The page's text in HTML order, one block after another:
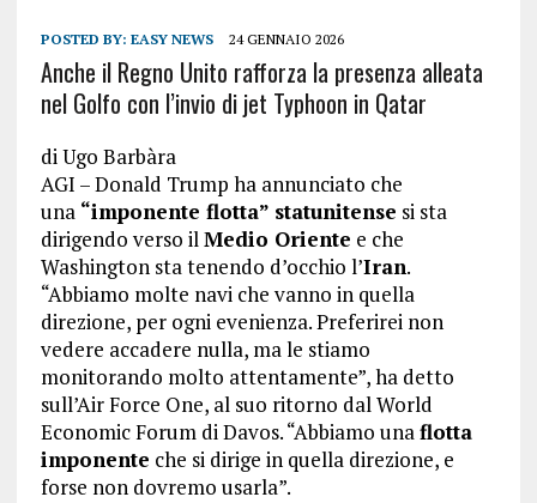
POSTED BY: EASY NEWS 24 GENNAIO 2026
Anche il Regno Unito rafforza la presenza alleata
nel Golfo con l’invio di jet Typhoon in Qatar
di Ugo Barbàra
AGI – Donald Trump ha annunciato che
una “imponente flotta” statunitense si sta
dirigendo verso ilMedio Oriente e che
Washington sta tenendo d’occhio l’Iran.
“Abbiamo molte navi che vanno in quella
direzione, per ogni evenienza. Preferirei non
vedere accadere nulla, ma le stiamo
monitorando molto attentamente”, ha detto
sull’Air Force One, al suo ritorno dal World
Economic Forum di Davos. “Abbiamo unaflotta
imponente che si dirige in quella direzione, e
forse non dovremo usarla”.